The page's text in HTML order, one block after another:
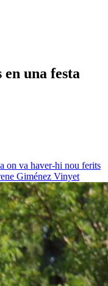
una festa
on va haver-hi nou ferits
Giménez Vinyet